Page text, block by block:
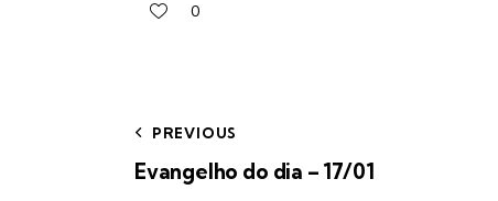
0
PREVIOUS
Evangelho do dia – 17/01